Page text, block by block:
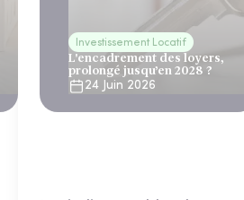
Investissement Locatif
L'encadrement des loyers,
prolongé jusqu’en 2028 ?
24 Juin 2026